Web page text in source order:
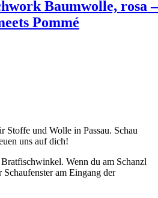
Baumwolle, rosa –
Pommé
und Wolle in Passau. Schau
uns auf dich!
Wenn du am Schanzl
Schaufenster am Eingang der